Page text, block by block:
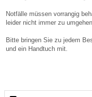
Notfälle müssen vorrangig
leider nicht immer zu
Bitte bringen Sie zu jedem
und ein Handtuch mit.